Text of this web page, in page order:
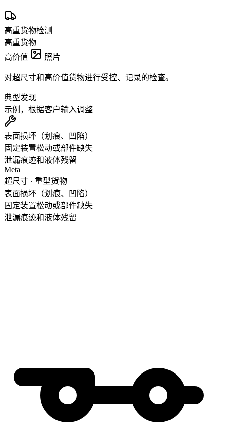
高重货物检测
高重货物
高价值
照片
对超尺寸和高价值货物进行受控、记录的检查。
典型发现
示例，根据客户输入调整
表面损坏（划痕、凹陷）
固定装置松动或部件缺失
泄漏痕迹和液体残留
Meta
超尺寸 · 重型货物
表面损坏（划痕、凹陷）
固定装置松动或部件缺失
泄漏痕迹和液体残留